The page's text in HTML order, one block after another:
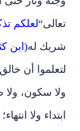
تعالى“لعلكم
شريك له(ابن
لتعلموا أن
ولا سكون، ولا
ابتداء ولا